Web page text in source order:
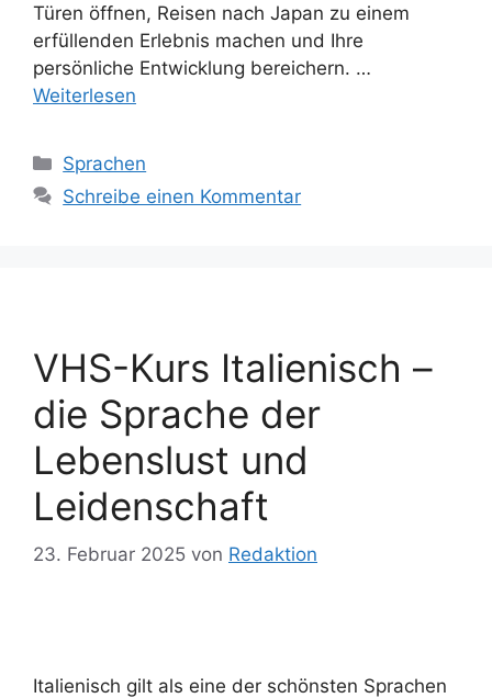
Türen öffnen, Reisen nach Japan zu einem
erfüllenden Erlebnis machen und Ihre
persönliche Entwicklung bereichern. …
Weiterlesen
Kategorien
Sprachen
Schreibe einen Kommentar
VHS-Kurs Italienisch –
die Sprache der
Lebenslust und
Leidenschaft
23. Februar 2025 von Redaktion
Italienisch gilt als eine der schönsten Sprachen